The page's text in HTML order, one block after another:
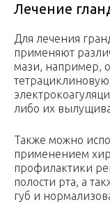
Лечение
Для лечения
применяют
мази, например,
либо их
Также можно
применением
профилактики
полости рта, а
губ и